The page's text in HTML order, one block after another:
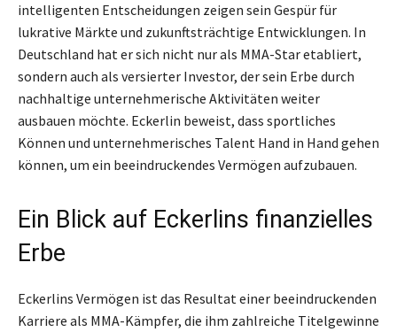
intelligenten Entscheidungen zeigen sein Gespür für
lukrative Märkte und zukunftsträchtige Entwicklungen. In
Deutschland hat er sich nicht nur als MMA-Star etabliert,
sondern auch als versierter Investor, der sein Erbe durch
nachhaltige unternehmerische Aktivitäten weiter
ausbauen möchte. Eckerlin beweist, dass sportliches
Können und unternehmerisches Talent Hand in Hand gehen
können, um ein beeindruckendes Vermögen aufzubauen.
Ein Blick auf Eckerlins finanzielles
Erbe
Eckerlins Vermögen ist das Resultat einer beeindruckenden
Karriere als MMA-Kämpfer, die ihm zahlreiche Titelgewinne